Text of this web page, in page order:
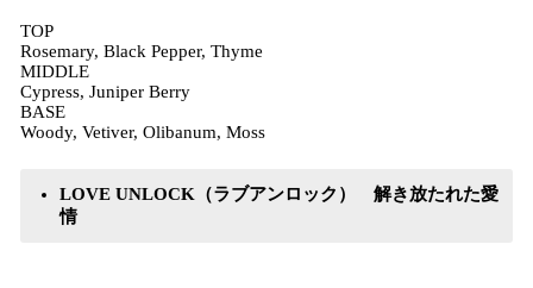
TOP
Rosemary, Black Pepper, Thyme
MIDDLE
Cypress, Juniper Berry
BASE
Woody, Vetiver, Olibanum, Moss
LOVE UNLOCK（ラブアンロック） 解き放たれた愛
情